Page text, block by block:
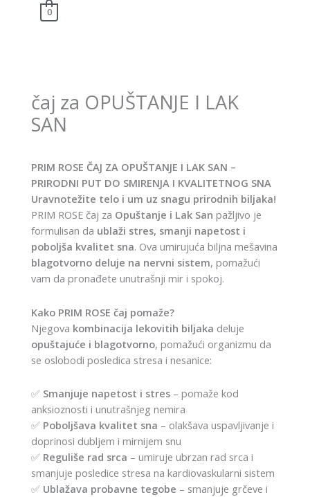
0
čaj za OPUŠTANJE I LAK
SAN
PRIM ROSE ČAJ ZA OPUŠTANJE I LAK SAN –
PRIRODNI PUT DO SMIRENJA I KVALITETNOG SNA
Uravnotežite telo i um uz snagu prirodnih biljaka!
PRIM ROSE čaj za Opuštanje i Lak San pažljivo je
formulisan da ublaži stres, smanji napetost i
poboljša kvalitet sna. Ova umirujuća biljna mešavina
blagotvorno deluje na nervni sistem, pomažući
vam da pronađete unutrašnji mir i spokoj.
Kako PRIM ROSE čaj pomaže?
Njegova kombinacija lekovitih biljaka deluje
opuštajuće i blagotvorno, pomažući organizmu da
se oslobodi posledica stresa i nesanice:
✅ Smanjuje napetost i stres – pomaže kod
anksioznosti i unutrašnjeg nemira
✅ Poboljšava kvalitet sna – olakšava uspavljivanje i
doprinosi dubljem i mirnijem snu
✅ Reguliše rad srca – umiruje ubrzan rad srca i
smanjuje posledice stresa na kardiovaskularni sistem
✅ Ublažava probavne tegobe – smanjuje grčeve i